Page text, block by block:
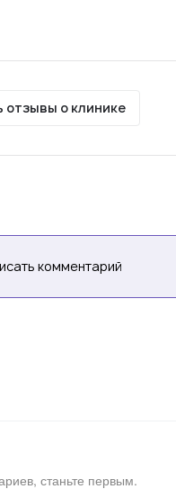
отзывы о клинике
комментарий
станьте первым.